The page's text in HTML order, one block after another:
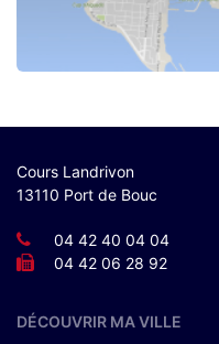
Cours Landrivon
13110 Port de Bouc
04 42 40 04 04
04 42 06 28 92
DÉCOUVRIR MA VILLE